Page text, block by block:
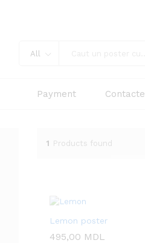
All
Payment Contacte
1 Products found
Lemon poster
495,00 MDL
495,00 MDL